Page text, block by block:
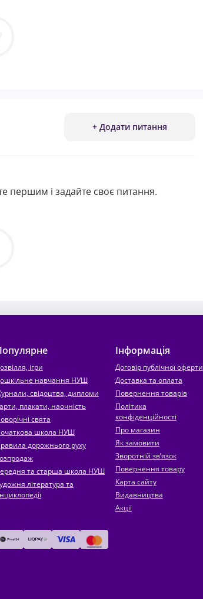
+ Додати питання
першим і задайте своє питання.
ігри
навчання НУШ
свідоцтва, дипломи
плакати, наочність
свята
школа НУШ
дорожнього руху
та старша школа НУШ
література та
Інформація
Договір публічної оферти
Доставка та оплата
Повернення товарів
Політика
конфіденційності
Про магазин
Як замовити
Зворотній зв’язок
Повернення товару
Карта сайту
Видавництва
Акції